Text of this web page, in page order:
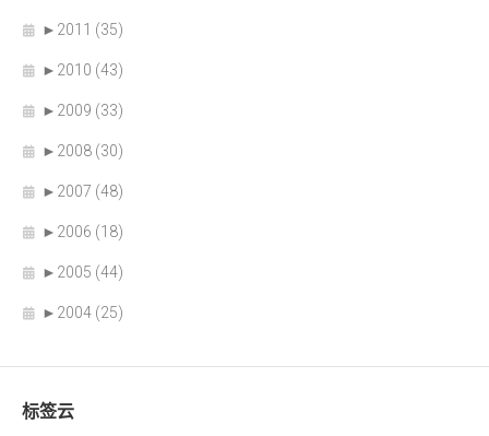
► 2011 (35)
► 2010 (43)
► 2009 (33)
► 2008 (30)
► 2007 (48)
► 2006 (18)
► 2005 (44)
► 2004 (25)
标签云